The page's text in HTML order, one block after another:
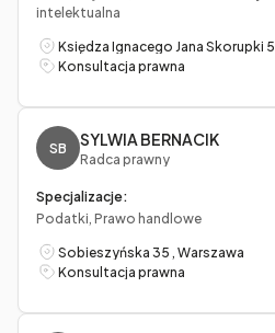
intelektualna
Księdza Ignacego Jana Skorupki
Konsultacja prawna
SB SYLWIA BERNACIK
Radca prawny
Specjalizacje:
Podatki, Prawo handlowe
Sobieszyńska 35 , Warszawa
Konsultacja prawna